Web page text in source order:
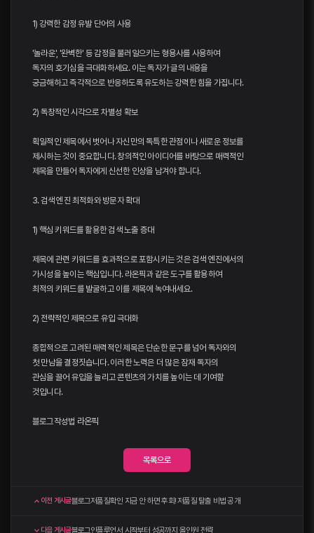
1) 강력한 감정 유발 단어의 사용
'놀라운', '완벽한' 등 감정을 불러일으키는 형용사를 사용하여
독자의 호기심을 극대화하세요. 이는 독자가 글의 내용을
궁금해하고 즉각적으로 반응하도록 유도하는 강력한 힘을 가집니다.
2) 독창적인 시각으로 차별성 확보
획일적인 제목에서 벗어나 자신만의 독특한 관점이나 새로운 정보를
제시하는 것이 중요합니다. 창의적인 아이디어를 바탕으로 매력적인
제목을 만들어 독자에게 신선한 인상을 남겨야 합니다.
3. 검색 엔진 최적화와 방문자 확대
1) 핵심 키워드를 활용한 검색 노출 증대
제목에 관련 키워드를 효과적으로 포함시키는 것은 검색 엔진에서의
가시성을 높이는 핵심입니다. 라온픽과 같은 도구를 활용하여
최적의 키워드를 발굴하고 이를 제목에 녹여내세요.
2) 전략적인 제목으로 유입 극대화
종합적으로 고려된 매력적인 제목은 단순한 문구를 넘어 독자와의
첫 만남을 결정짓습니다. 이러한 노력은 더 많은 잠재 독자의
관심을 끌어 유입을 늘리고 콘텐츠의 가치를 높이는 데 기여할
것입니다.
블로그작성법 라온픽
목록으로
이전 게시글블로그저품질확인 지금 안 하면 후회! 저품질 탈출 비법 공개
다음 게시글블로그인플루언서 시작부터 성공까지 올인원 전략